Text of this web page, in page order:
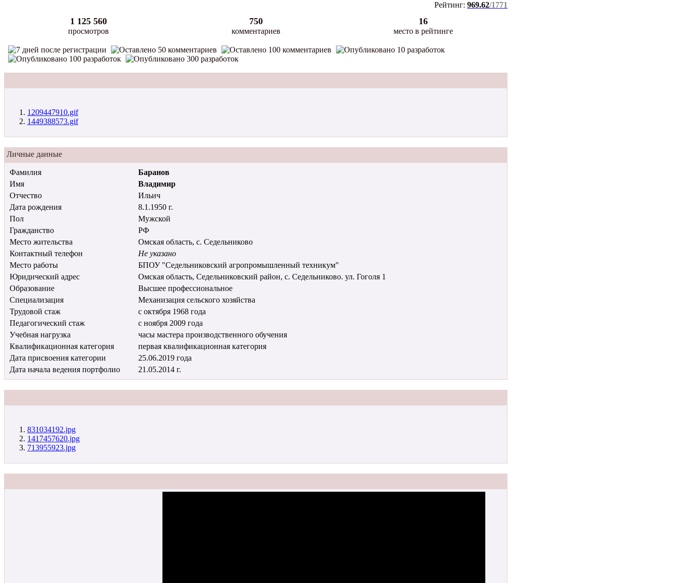
Рейтинг: 969.62/1771
1 125 560
просмотров
750
комментариев
16
место в рейтинге
1209447910.gif
1449388573.gif
Личные данные
Фамилия
Баранов
Имя
Владимир
Отчество
Ильич
Дата рождения
8.1.1950 г.
Пол
Мужской
Гражданство
РФ
Место жительства
Омская область, с. Седельниково
Контактный телефон
Не указано
Место работы
БПОУ "Седельниковский агропромышленный техникум"
Юридический адрес
Омская область, Седельниковский район, с. Седельниково. ул. Гоголя 1
Образование
Высшее профессиональное
Специализация
Механизация сельского хозяйства
Трудовой стаж
с октября 1968 года
Педагогический стаж
с ноября 2009 года
Учебная нагрузка
часы мастера производственного обучения
Квалификационная категория
первая квалификационная категория
Дата присвоения категории
25.06.2019 года
Дата начала ведения портфолио
21.05.2014 г.
831034192.jpg
1417457620.jpg
713955923.jpg